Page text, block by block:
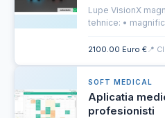
Lupe VisionX
tehnice: •
greutate 22g •
2100.00 Euro €📍
SOFT MEDICAL
Aplicatia
profesionisti